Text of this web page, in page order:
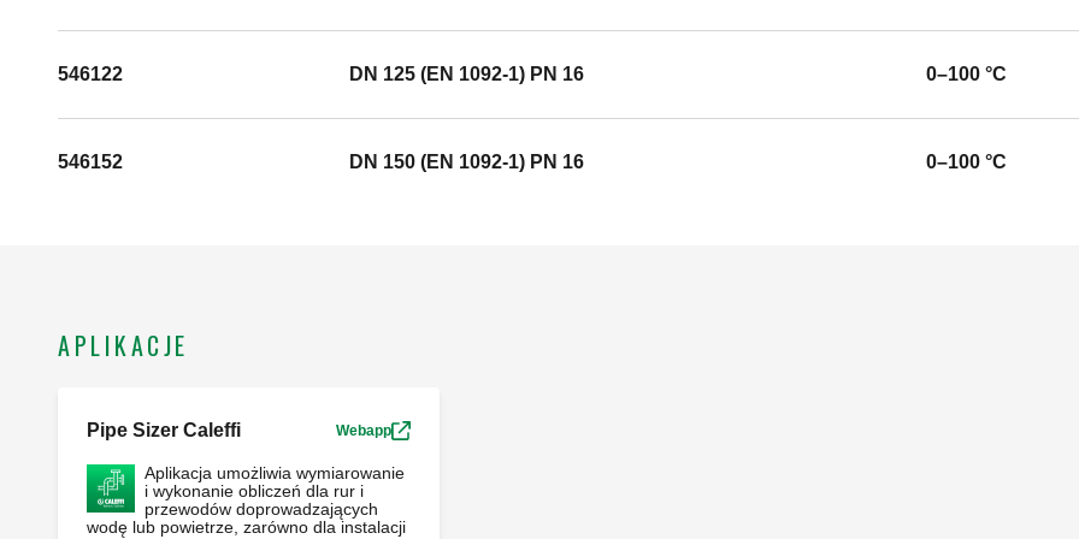
546122 DN 125 (EN 1092-1) PN 16 0–100 °C
546152 DN 150 (EN 1092-1) PN 16 0–100 °C
APLIKACJE
Pipe Sizer Caleffi Webapp
Aplikacja umożliwia wymiarowanie
i wykonanie obliczeń dla rur i
przewodów doprowadzających
wodę lub powietrze, zarówno dla instalacji